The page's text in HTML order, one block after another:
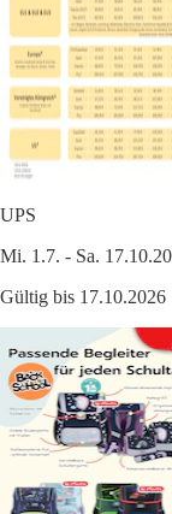
UPS
Mi. 1.7. - Sa.
Gültig bis 17.10.2026